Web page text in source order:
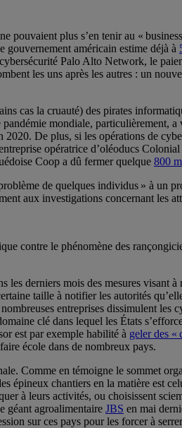
pouvaient plus s’en tenir au «
américain estime déjà à
Palo Alto Network, le
les uns après les autres : un
cas la cruauté) des pirates
mondiale, particulièrement,
2020. De plus, si les opérations de
opératrice d’oléoducs
Coop a dû fermer quelque 800
de quelques individus » à un
aux investigations concernant les
contre le phénomène des
les derniers mois des mesures visant
taille à notifier les autorités
entreprises dissimulent
clé dans lequel les États
est par exemple habilité à geler des «
école dans de nombreux pays.
Comme en témoigne le sommet
épineux chantiers en la matière est
à leurs activités, ou choisissent
géant agroalimentaire JBS en mai
sur ces pays pour les forcer à